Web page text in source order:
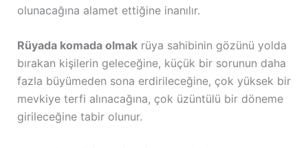
olunacağına alamet ettiğine inanılır.
Rüyada komada olmakrüya sahibinin gözünü yolda
bırakan kişilerin geleceğine, küçük bir sorunun daha
fazla büyümeden sona erdirileceğine, çok yüksek bir
mevkiye terfi alınacağına, çok üzüntülü bir döneme
girileceğine tabir olunur.